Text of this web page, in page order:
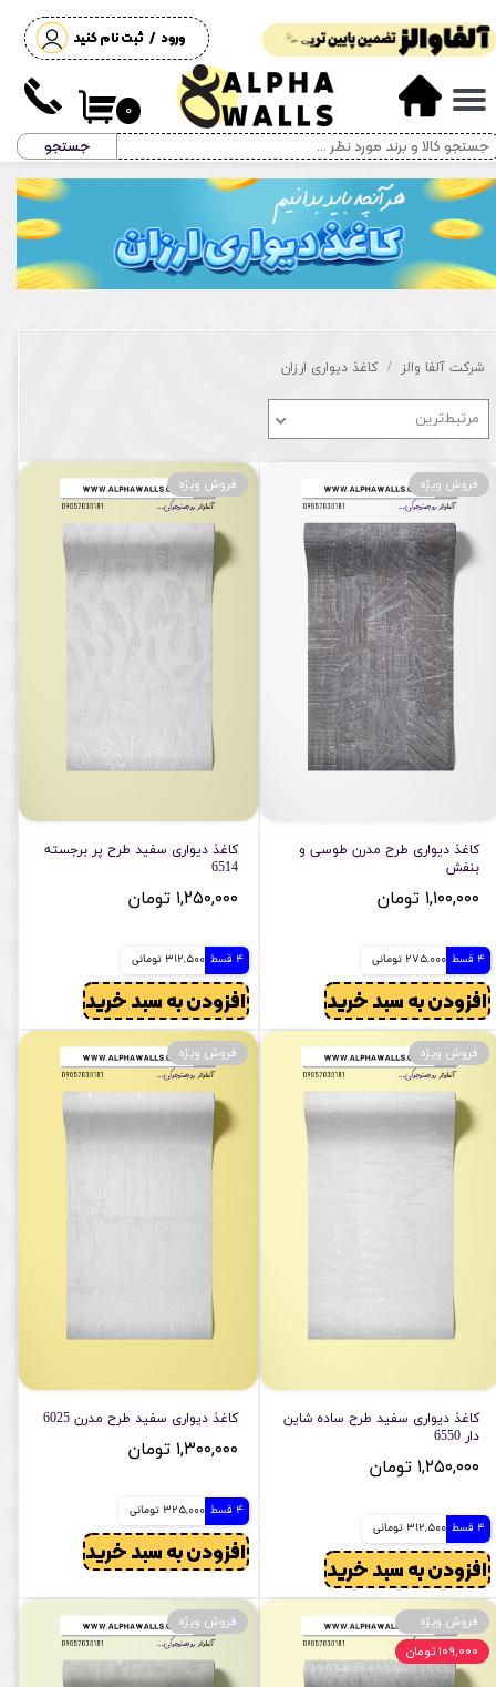
ورود / ثبت نام کنید
حساب کاربری من
تغییر گذر واژه
سفارشات
خروج از حساب کاربری
۰
جستجو
شرکت آلفا والز کاغذ دیواری ارزان
مرتبط‌ترین
کاغذ دیواری طرح مدرن طوسی و
بنفش
۱,۱۰۰,۰۰۰ تومان
4 قسط 275,000 تومانی
افزودن به سبد خرید
فروش ویژه
کاغذ دیواری سفید طرح پر برجسته
6514
۱,۲۵۰,۰۰۰ تومان
4 قسط 312,500 تومانی
افزودن به سبد خرید
فروش ویژه
کاغذ دیواری سفید طرح ساده شاین
دار 6550
۱,۲۵۰,۰۰۰ تومان
4 قسط 312,500 تومانی
افزودن به سبد خرید
فروش ویژه
کاغذ دیواری سفید طرح مدرن 6025
۱,۳۰۰,۰۰۰ تومان
4 قسط 325,000 تومانی
افزودن به سبد خرید
فروش ویژه
فروش ویژه
۱۰۹,۰۰۰ تومان
فروش ویژه